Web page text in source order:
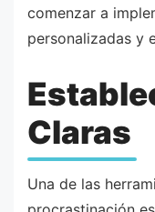
comenzar a
personalizadas y
Claras
Una de las